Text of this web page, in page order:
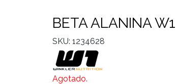
BETA ALANINA
SKU: 1234628
Agotado.